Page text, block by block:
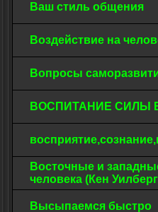
Ваш стиль общения
Воздействие на
Вопросы
ВОСПИТАНИЕ СИЛЫ
Восточные и
человека (Кен
Высыпаемся быстро